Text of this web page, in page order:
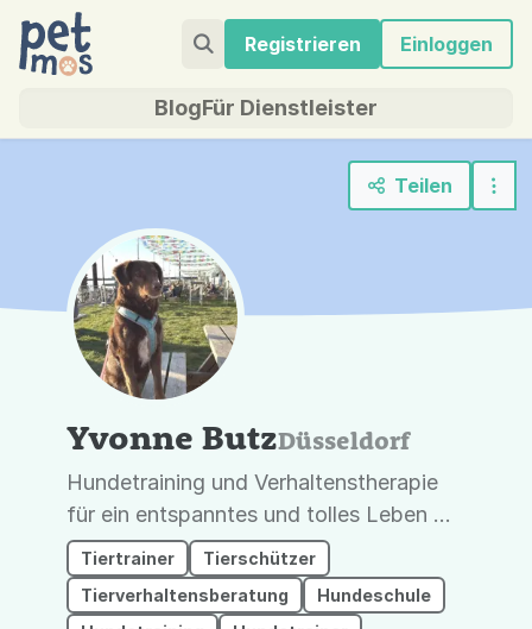
Registrieren Einloggen
BlogFür Dienstleister
Teilen
Yvonne ButzDüsseldorf
Hundetraining und Verhaltenstherapie
für ein entspanntes und tolles Leben mit
deinem Hund
Tiertrainer
Tierschützer
Tierverhaltensberatung
Hundeschule